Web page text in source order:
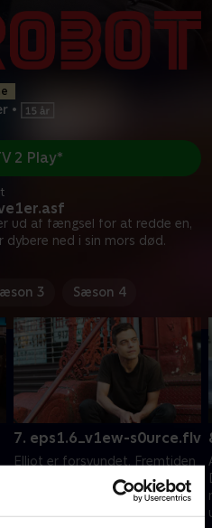
•
ud af fængsel for at redde en,
dybere ned i sin mors død.
2 Play*
3 Sæson 4
7. eps1.6_v1ew-s0urce.flv
Elliot er forsvundet. Fremtiden
afhænger af, om Mr. Robot kan
genforene fsociety.
20. september 2022 • 43 min